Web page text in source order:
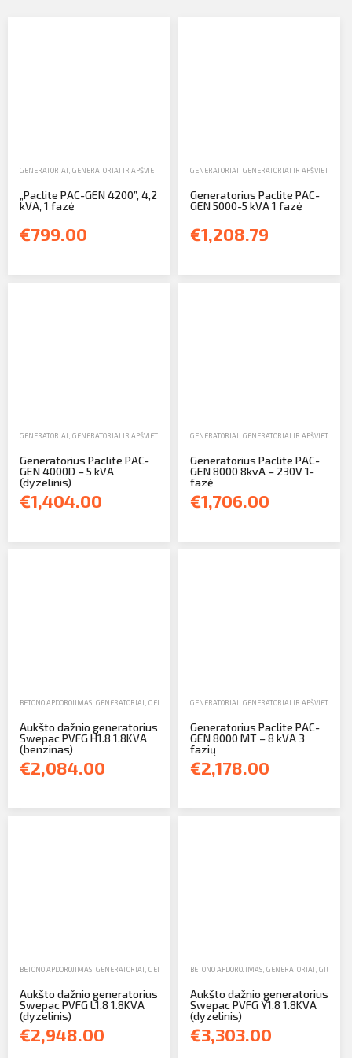
GENERATORIAI GENERATORIAI IR APŠVIETIMO ĮRANGA,PARDAVIMAS
„Paclite PAC-GEN 4200”, 4,2
kVA, 1 fazė
€799.00
GENERATORIAI GENERATORIAI IR APŠVIETIMO
Generatorius Paclite PAC-
GEN 5000-5 kVA 1 fazė
€1,208.79
GENERATORIAI GENERATORIAI IR APŠVIETIMO ĮRANGA,PARDAVIMAS
Generatorius Paclite PAC-
GEN 4000D – 5 kVA
(dyzelinis)
€1,404.00
GENERATORIAI GENERATORIAI IR APŠVIETIMO
Generatorius Paclite PAC-
GEN 8000 8kvA – 230V 1-
fazė
€1,706.00
BETONO APDOROJIMAS GENERATORIAI GENERATORIAI IR APŠVIETIMO ĮRANGA,GILUMINIAI
Aukšto dažnio generatorius
Swepac PVFG H1.8 1.8KVA
(benzinas)
€2,084.00
GENERATORIAI GENERATORIAI IR APŠVIETIMO
Generatorius Paclite PAC-
GEN 8000 MT – 8 kVA 3
fazių
€2,178.00
BETONO APDOROJIMAS GENERATORIAI GENERATORIAI IR APŠVIETIMO ĮRANGA,GILUMINIAI
Aukšto dažnio generatorius
Swepac PVFG L1.8 1.8KVA
(dyzelinis)
€2,948.00
BETONO APDOROJIMAS, GENERATORIAI
Aukšto dažnio generatorius
Swepac PVFG Y1.8 1.8KVA
(dyzelinis)
€3,303.00